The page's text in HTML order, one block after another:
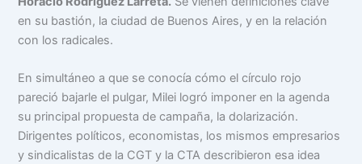
en su bastión, la ciudad de Buenos Aires, y en la relación
con los radicales.
En simultáneo a que se conocía cómo el círculo rojo
pareció bajarle el pulgar, Milei logró imponer en la agenda
su principal propuesta de campaña, la dolarización.
Dirigentes políticos, economistas, los mismos empresarios
y sindicalistas de la CGT y la CTA describieron esa idea